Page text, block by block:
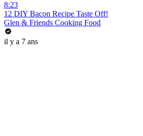
8:23
12 DIY Bacon Recipe Taste Off!
Glen & Friends Cooking Food
il y a 7 ans